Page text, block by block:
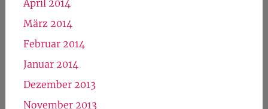
April 2014
März 2014
Februar 2014
Januar 2014
Dezember 2013
November 2013